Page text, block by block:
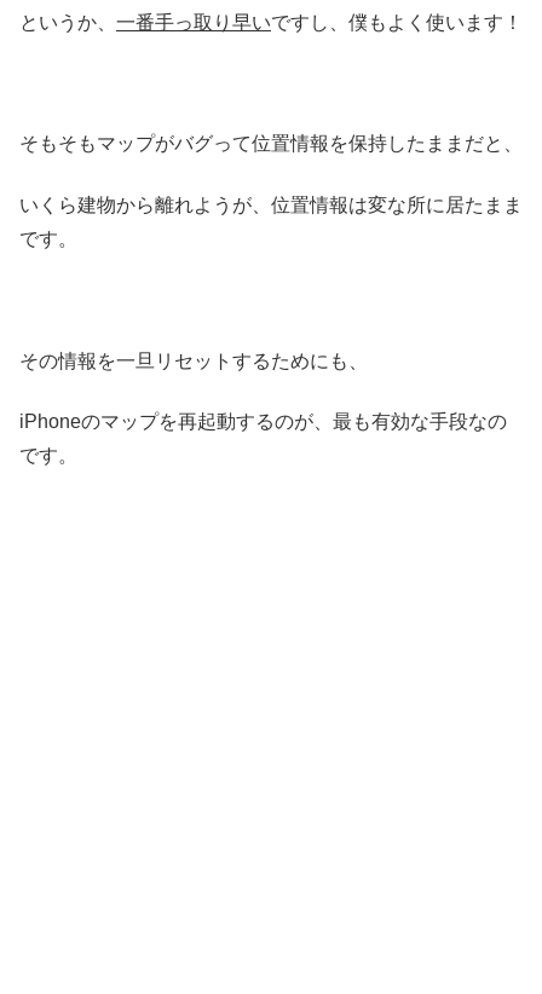
というか、 一番手っ取り早いですし、僕もよく使います！
そもそもマップがバグって位置情報を保持したままだと、
いくら建物から離れようが、位置情報は変な所に居たまま
です。
その情報を一旦リセットするためにも、
iPhoneのマップを再起動するのが、最も有効な手段なの
です。